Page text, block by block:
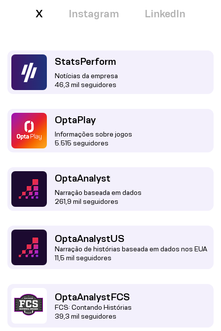
X Instagram LinkedIn
StatsPerform
Notícias da empresa
46,3 mil seguidores
OptaPlay
Informações sobre jogos
5.515 seguidores
OptaAnalyst
Narração baseada em dados
261,9 mil seguidores
OptaAnalystUS
Narração de histórias baseada em dados nos EUA
11,5 mil seguidores
OptaAnalystFCS
FCS: Contando Histórias
39,3 mil seguidores